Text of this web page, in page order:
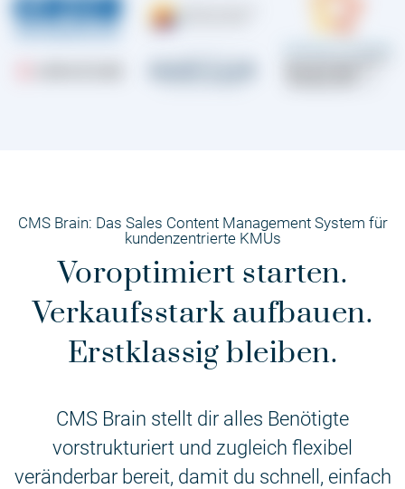
CMS Brain: Das Sales Content Management System für
kundenzentrierte KMUs
Voroptimiert starten.
Verkaufsstark aufbauen.
Erstklassig bleiben.
CMS Brain stellt dir alles Benötigte
vorstrukturiert und zugleich flexibel
veränderbar bereit, damit du schnell, einfach